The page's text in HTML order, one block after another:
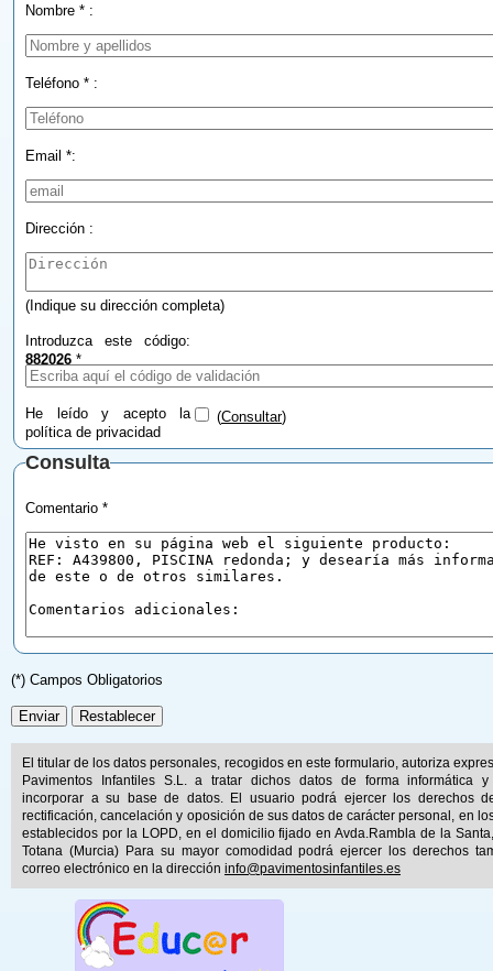
Nombre * :
Teléfono * :
Email *:
Dirección :
(Indique su dirección completa)
Introduzca este código:
882026 *
He leído y acepto la
política de privacidad
(Consultar)
Consulta
Comentario *
(*) Campos Obligatorios
El titular de los datos personales, recogidos en este formulario, autoriza
Pavimentos Infantiles S.L. a tratar dichos datos de forma informática y
incorporar a su base de datos. El usuario podrá ejercer los derechos
rectificación, cancelación y oposición de sus datos de carácter personal, en
establecidos por la LOPD, en el domicilio fijado en Avda.Rambla de la
Totana (Murcia) Para su mayor comodidad podrá ejercer los derechos
correo electrónico en la dirección info@pavimentosinfantiles.es